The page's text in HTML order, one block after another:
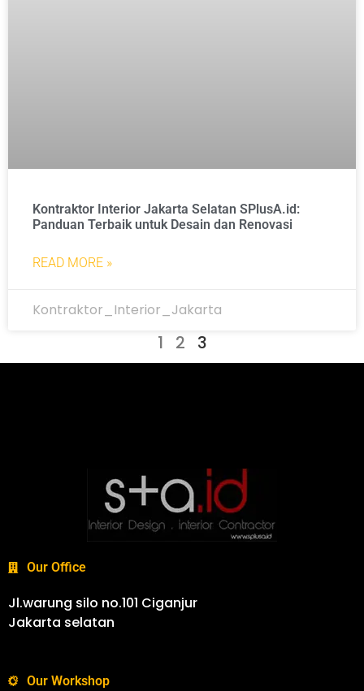
Kontraktor Interior Jakarta Selatan SPlusA.id:
Panduan Terbaik untuk Desain dan Renovasi
READ MORE »
Kontraktor_Interior_Jakarta
1 2 3
Our Office
Jl.warung silo no.101 Ciganjur
Jakarta selatan
Our Workshop